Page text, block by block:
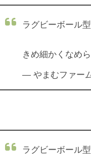
ラグビーボール
きめ細かくなめ
— やまむファー
ラグビーボール